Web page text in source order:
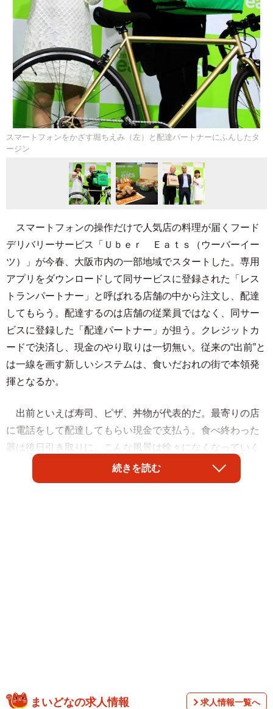
スマートフォンをかざす堀ちえみ（左）と配達パートナーにふんしたタ
ージン
スマートフォンの操作だけで人気店の料理が届くフード
デリバリーサービス「Ｕｂｅｒ Ｅａｔｓ（ウーバーイー
ツ）」が今春、大阪市内の一部地域でスタートした。専用
アプリをダウンロードして同サービスに登録された「レス
トランパートナー」と呼ばれる店舗の中から注文し、配達
してもらう。配達するのは店舗の従業員ではなく、同サー
ビスに登録した「配達パートナー」が担う。クレジットカ
ードで決済し、現金のやり取りは一切無い。従来の“出前”と
は一線を画す新しいシステムは、食いだおれの街で本領発
揮となるか。
出前といえば寿司、ピザ、丼物が代表的だ。最寄りの店
に電話をして配達してもらい現金で支払う。食べ終わった
器は後日引き取りに。こんな風景は徐々になくなっていく
続きを読む
まいどなの求人情報 求人情報一覧へ